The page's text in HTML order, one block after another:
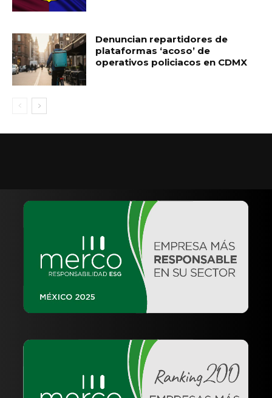
Denuncian repartidores de
plataformas ‘acoso’ de
operativos policiacos en CDMX